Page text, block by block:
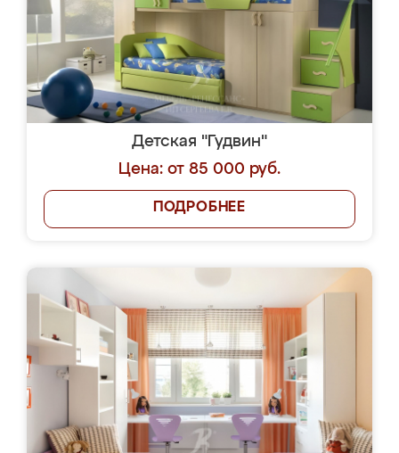
Детская "Гудвин"
Цена: от 85 000 руб.
ПОДРОБНЕЕ